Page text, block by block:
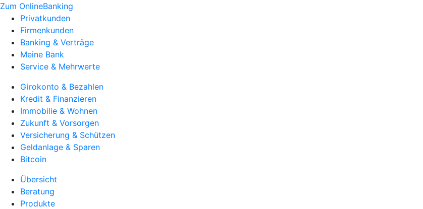
Zum OnlineBanking
Privatkunden
Firmenkunden
Banking & Verträge
Meine Bank
Service & Mehrwerte
Girokonto & Bezahlen
Kredit & Finanzieren
Immobilie & Wohnen
Zukunft & Vorsorgen
Versicherung & Schützen
Geldanlage & Sparen
Bitcoin
Übersicht
Beratung
Produkte